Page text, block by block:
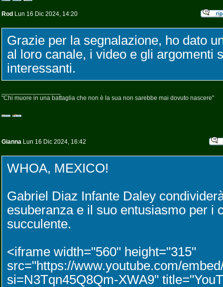
Rod Lun 16 Dic 2024, 14:20
Grazie per la segnalazione, ho dato
al loro canale, i video e gli argomenti
interessanti.
"Chi muore in una battaglia che non è la sua non sarebbe mai dovuto nascere"
Gianna Lun 16 Dic 2024, 16:42
WHOA, MEXICO!
Gabriel Diaz Infante Daley
esuberanza e il suo entusiasmo per i
succulente.
<iframe width="560" height="315"
src="https://www.youtube.com/
si=N3Tqn45Q8Qm-XWA9"